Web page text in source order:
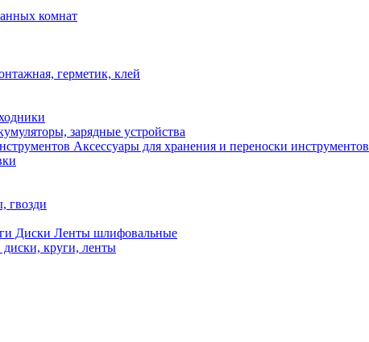
комнат
герметик, клей
зарядные устройства
Аксессуары для хранения и переноски инструментов
гвозди
Диски Ленты шлифовальные
круги, ленты